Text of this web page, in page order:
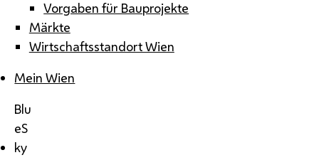
Vorgaben für Bauprojekte
Märkte
Wirtschaftsstandort Wien
Mein Wien
Blu
eS
ky